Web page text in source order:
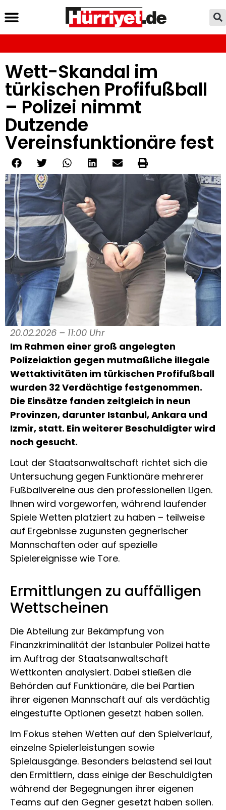
Wett-Skandal im
türkischen Profifußball
– Polizei nimmt
Dutzende
Vereinsfunktionäre fest
20.02.2026 – 11:00 Uhr
Im Rahmen einer groß angelegten
Polizeiaktion gegen mutmaßliche illegale
Wettaktivitäten im türkischen Profifußball
wurden 32 Verdächtige festgenommen.
Die Einsätze fanden zeitgleich in neun
Provinzen, darunter Istanbul, Ankara und
Izmir, statt. Ein weiterer Beschuldigter wird
noch gesucht.
Laut der Staatsanwaltschaft richtet sich die
Untersuchung gegen Funktionäre mehrerer
Fußballvereine aus den professionellen Ligen.
Ihnen wird vorgeworfen, während laufender
Spiele Wetten platziert zu haben – teilweise
auf Ergebnisse zugunsten gegnerischer
Mannschaften oder auf spezielle
Spielereignisse wie Tore.
Ermittlungen zu auffälligen
Wettscheinen
Die Abteilung zur Bekämpfung von
Finanzkriminalität der Istanbuler Polizei hatte
im Auftrag der Staatsanwaltschaft
Wettkonten analysiert. Dabei stießen die
Behörden auf Funktionäre, die bei Partien
ihrer eigenen Mannschaft auf als verdächtig
eingestufte Optionen gesetzt haben sollen.
Im Fokus stehen Wetten auf den Spielverlauf,
einzelne Spielerleistungen sowie
Spielausgänge. Besonders belastend sei laut
den Ermittlern, dass einige der Beschuldigten
während der Begegnungen ihrer eigenen
Teams auf den Gegner gesetzt haben sollen.